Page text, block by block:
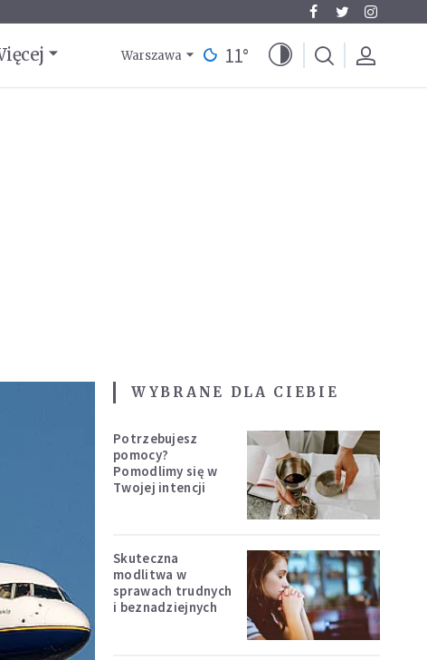
Warszawa 11°
WYBRANE DLA CIEBIE
Potrzebujesz
pomocy?
Pomodlimy się w
Twojej intencji
Skuteczna
modlitwa w
sprawach trudnych
i beznadziejnych